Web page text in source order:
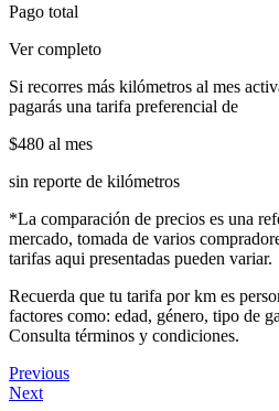
Pago total
Ver completo
Si recorres más kilómetros al mes
pagarás una tarifa preferencial de
$480 al mes
sin reporte de kilómetros
*La comparación de precios es una
mercado, tomada de varios
tarifas aqui presentadas pueden variar.
Recuerda que tu tarifa por km es
factores como: edad, género, tipo de
Consulta términos y condiciones.
Previous
Next